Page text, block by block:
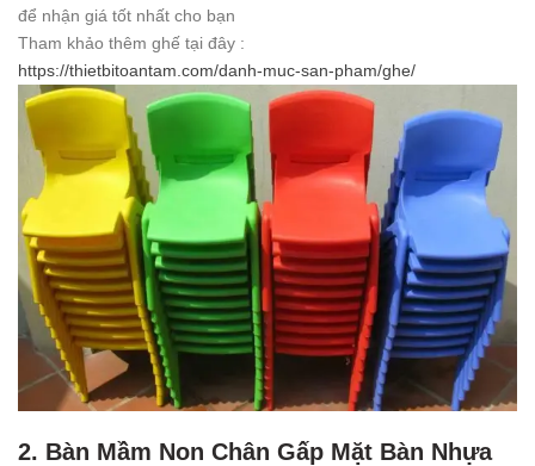
để nhận giá tốt nhất cho bạn
Tham khảo thêm ghế tại đây :
https://thietbitoantam.com/danh-muc-san-pham/ghe/
2. Bàn Mầm Non Chân Gấp Mặt Bàn Nhựa